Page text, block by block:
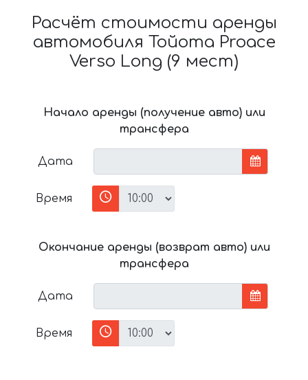
Расчёт стоимости аренды
автомобиля Тойота Proace
Verso Long (9 мест)
Начало аренды (получение авто) или
трансфера
Дата
Время
Окончание аренды (возврат авто) или
трансфера
Дата
Время